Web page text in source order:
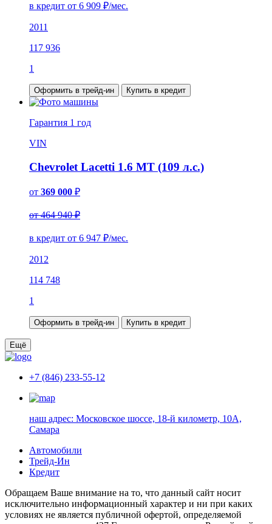
в кредит от 6 909 ₽/мес.
2011
117 936
1
Оформить в трейд-ин Купить в кредит
Гарантия 1 год
VIN
Chevrolet Lacetti 1.6 MT (109 л.с.)
от 369 000 ₽
от 464 940 ₽
в кредит от 6 947 ₽/мес.
2012
114 748
1
Оформить в трейд-ин Купить в кредит
Ещё
+7 (846) 233-55-12
наш адрес: Московское шоссе, 18-й километр, 10А,
Самара
Автомобили
Трейд-Ин
Кредит
Обращаем Ваше внимание на то, что данный сайт носит
исключительно информационный характер и ни при каких
условиях не является публичной офертой, определяемой